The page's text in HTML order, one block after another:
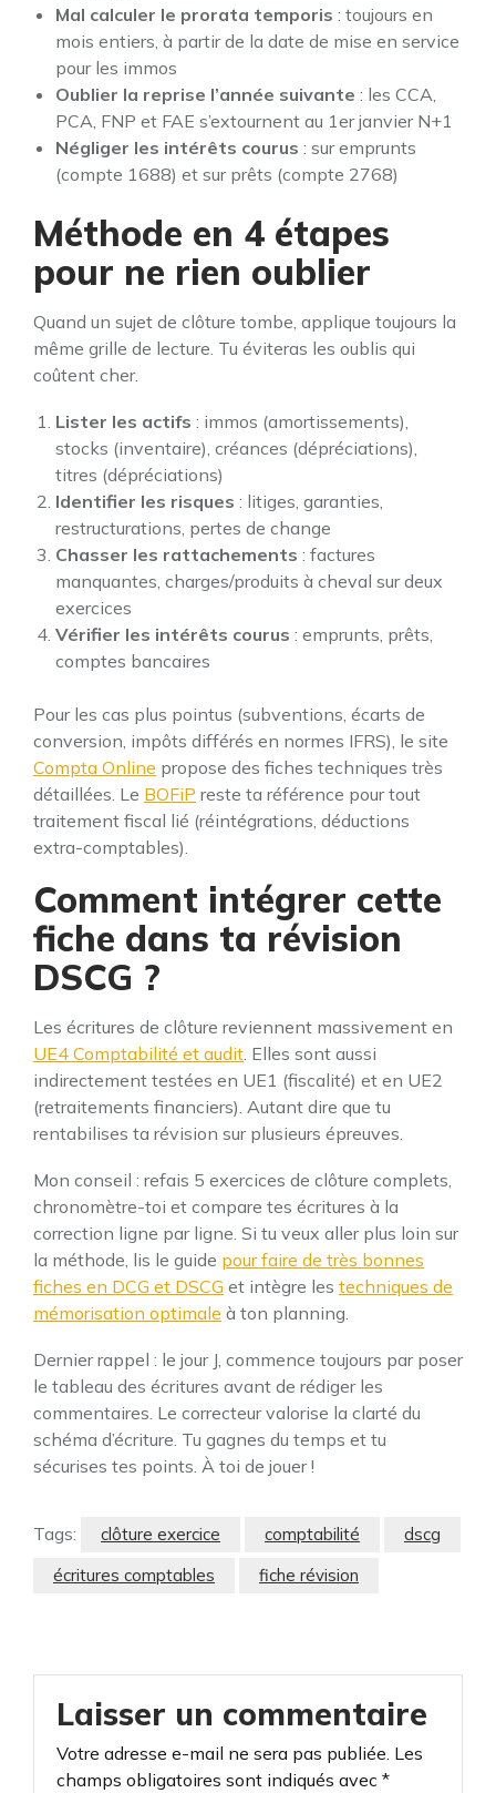
Mal calculer le prorata temporis : toujours en
mois entiers, à partir de la date de mise en service
pour les immos
Oublier la reprise l’année suivante : les CCA,
PCA, FNP et FAE s’extournent au 1er janvier N+1
Négliger les intérêts courus : sur emprunts
(compte 1688) et sur prêts (compte 2768)
Méthode en 4 étapes
pour ne rien oublier
Quand un sujet de clôture tombe, applique toujours la
même grille de lecture. Tu éviteras les oublis qui
coûtent cher.
Lister les actifs : immos (amortissements),
stocks (inventaire), créances (dépréciations),
titres (dépréciations)
Identifier les risques : litiges, garanties,
restructurations, pertes de change
Chasser les rattachements : factures
manquantes, charges/produits à cheval sur deux
exercices
Vérifier les intérêts courus : emprunts, prêts,
comptes bancaires
Pour les cas plus pointus (subventions, écarts de
conversion, impôts différés en normes IFRS), le site
Compta Online propose des fiches techniques très
détaillées. Le BOFiP reste ta référence pour tout
traitement fiscal lié (réintégrations, déductions
extra-comptables).
Comment intégrer cette
fiche dans ta révision
DSCG ?
Les écritures de clôture reviennent massivement en
UE4 Comptabilité et audit. Elles sont aussi
indirectement testées en UE1 (fiscalité) et en UE2
(retraitements financiers). Autant dire que tu
rentabilises ta révision sur plusieurs épreuves.
Mon conseil : refais 5 exercices de clôture complets,
chronomètre-toi et compare tes écritures à la
correction ligne par ligne. Si tu veux aller plus loin sur
la méthode, lis le guide pour faire de très bonnes
fiches en DCG et DSCG et intègre les techniques de
mémorisation optimale à ton planning.
Dernier rappel : le jour J, commence toujours par poser
le tableau des écritures avant de rédiger les
commentaires. Le correcteur valorise la clarté du
schéma d’écriture. Tu gagnes du temps et tu
sécurises tes points. À toi de jouer !
Tags: clôture exercice comptabilité
dscg
écritures comptables
fiche révision
Laisser un commentaire
Votre adresse e-mail ne sera pas publiée. Les
champs obligatoires sont indiqués avec *